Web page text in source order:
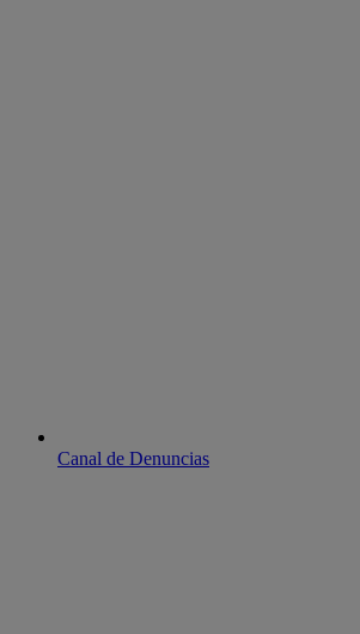
Canal de Denuncias